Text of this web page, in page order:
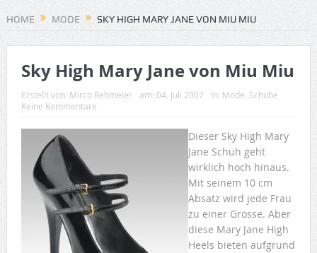
HOME MODE SKY HIGH MARY JANE VON MIU MIU
Sky High Mary Jane von Miu Miu
Erstellt von: Mirco Rehmeier am: 04. Juli 2007 In: Mode Schuhe
Keine Kommentare
Dieser Sky High Mary
Jane Schuh geht
wirklich hoch hinaus.
Mit seinem 10 cm
Absatz wird jede Frau
zu einer Grösse. Aber
diese Mary Jane High
Heels bieten aufgrund